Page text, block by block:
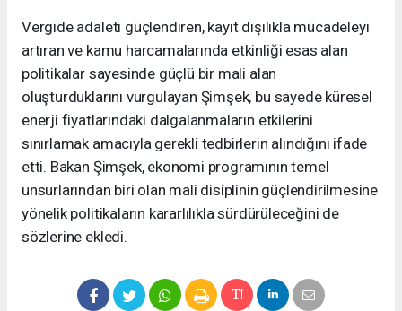
Vergide adaleti güçlendiren, kayıt dışılıkla mücadeleyi
artıran ve kamu harcamalarında etkinliği esas alan
politikalar sayesinde güçlü bir mali alan
oluşturduklarını vurgulayan Şimşek, bu sayede küresel
enerji fiyatlarındaki dalgalanmaların etkilerini
sınırlamak amacıyla gerekli tedbirlerin alındığını ifade
etti. Bakan Şimşek, ekonomi programının temel
unsurlarından biri olan mali disiplinin güçlendirilmesine
yönelik politikaların kararlılıkla sürdürüleceğini de
sözlerine ekledi.